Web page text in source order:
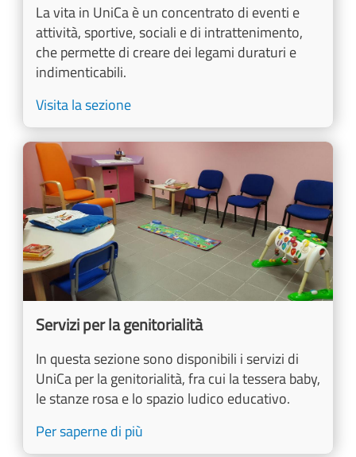
La vita in UniCa è un concentrato di eventi e
attività, sportive, sociali e di intrattenimento,
che permette di creare dei legami duraturi e
indimenticabili.
Visita la sezione
Image
Servizi per la genitorialità
In questa sezione sono disponibili i servizi di
UniCa per la genitorialità, fra cui la tessera baby,
le stanze rosa e lo spazio ludico educativo.
Per saperne di più